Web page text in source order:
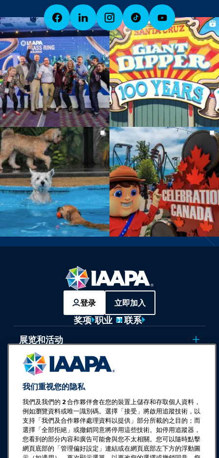
登录 立即加入
奖项 职业
联系
展览和活动
新闻与乐趣世界
教育
安全与保障
倡导
我们重视您的隐私
我們及我們的 2合作夥伴會在您的裝置上儲存和存取個人資料，
例如瀏覽資料或唯一識別碼。選擇「接受」將啟用追蹤技術，以
支持「我們及合作夥伴處理資料以提供」部分所載的之目的；而
選擇「全部拒絕」或撤銷同意將停用這些技術。如停用追蹤器，
您看到的部分內容和廣告可能會與您不太相關。您可以隨時點擊
網頁底部的「管理偏好設定」連結或在網頁底部左下方的浮動圖